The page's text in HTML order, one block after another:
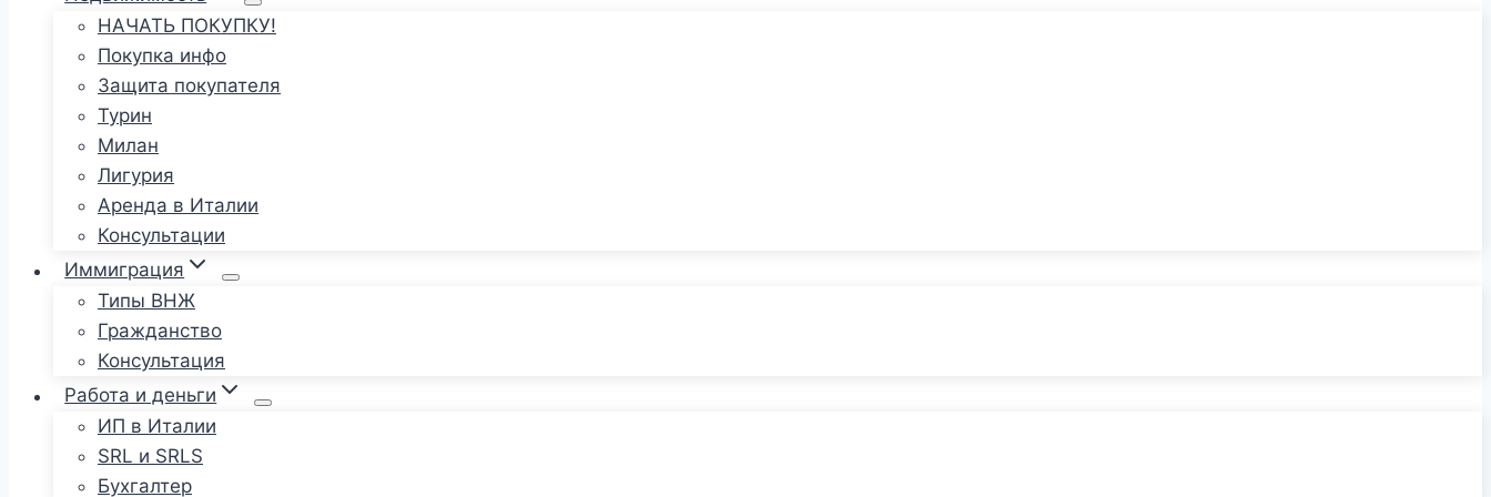
НАЧАТЬ ПОКУПКУ!
Покупка инфо
Защита покупателя
Турин
Милан
Лигурия
Аренда в Италии
Консультации
Иммиграция
Типы ВНЖ
Гражданство
Консультация
Работа и деньги
ИП в Италии
SRL и SRLS
Бухгалтер